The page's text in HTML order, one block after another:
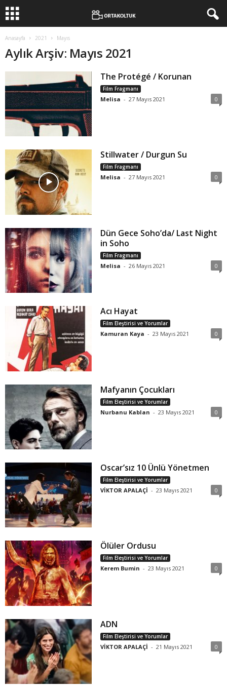
Anasayfa 2021 Mayıs
Aylık Arşiv: Mayıs 2021
The Protégé / Korunan
Film Fragmanı
Melisa - 27 Mayıs 2021 0
Stillwater / Durgun Su
Film Fragmanı
Melisa - 27 Mayıs 2021 0
Dün Gece Soho’da/ Last Night
in Soho
Film Fragmanı
Melisa - 26 Mayıs 2021 0
Acı Hayat
Film Eleştirisi ve Yorumlar
Kamuran Kaya - 23 Mayıs 2021 0
Mafyanın Çocukları
Film Eleştirisi ve Yorumlar
Nurbanu Kablan - 23 Mayıs 2021 0
Oscar’sız 10 Ünlü Yönetmen
Film Eleştirisi ve Yorumlar
VİKTOR APALAÇİ - 23 Mayıs 2021 0
Ölüler Ordusu
Film Eleştirisi ve Yorumlar
Kerem Bumin - 23 Mayıs 2021 0
ADN
Film Eleştirisi ve Yorumlar
VİKTOR APALAÇİ - 21 Mayıs 2021 0